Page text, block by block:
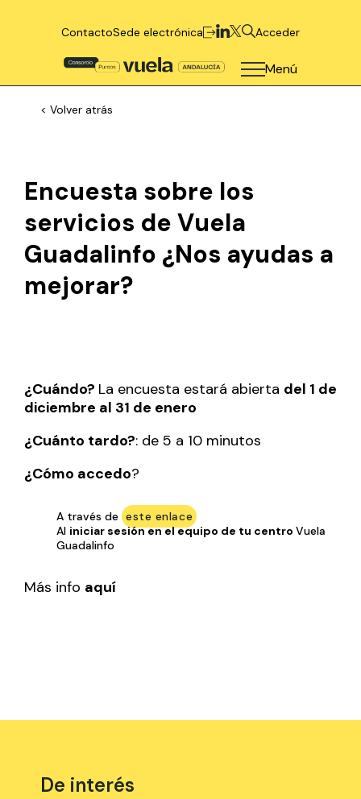
ContactoSede electrónica Acceder
Menú
< Volver atrás
Encuesta sobre los
servicios de Vuela
Guadalinfo ¿Nos ayudas a
mejorar?
¿Cuándo? La encuesta estará abierta del 1 de
diciembre al 31 de enero
¿Cuánto tardo?: de 5 a 10 minutos
¿Cómo accedo?
A través de este enlace
Al iniciar sesión en el equipo de tu centro Vuela
Guadalinfo
Más info aquí
De interés